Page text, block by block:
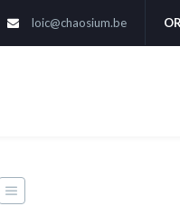
loic@chaosium.be